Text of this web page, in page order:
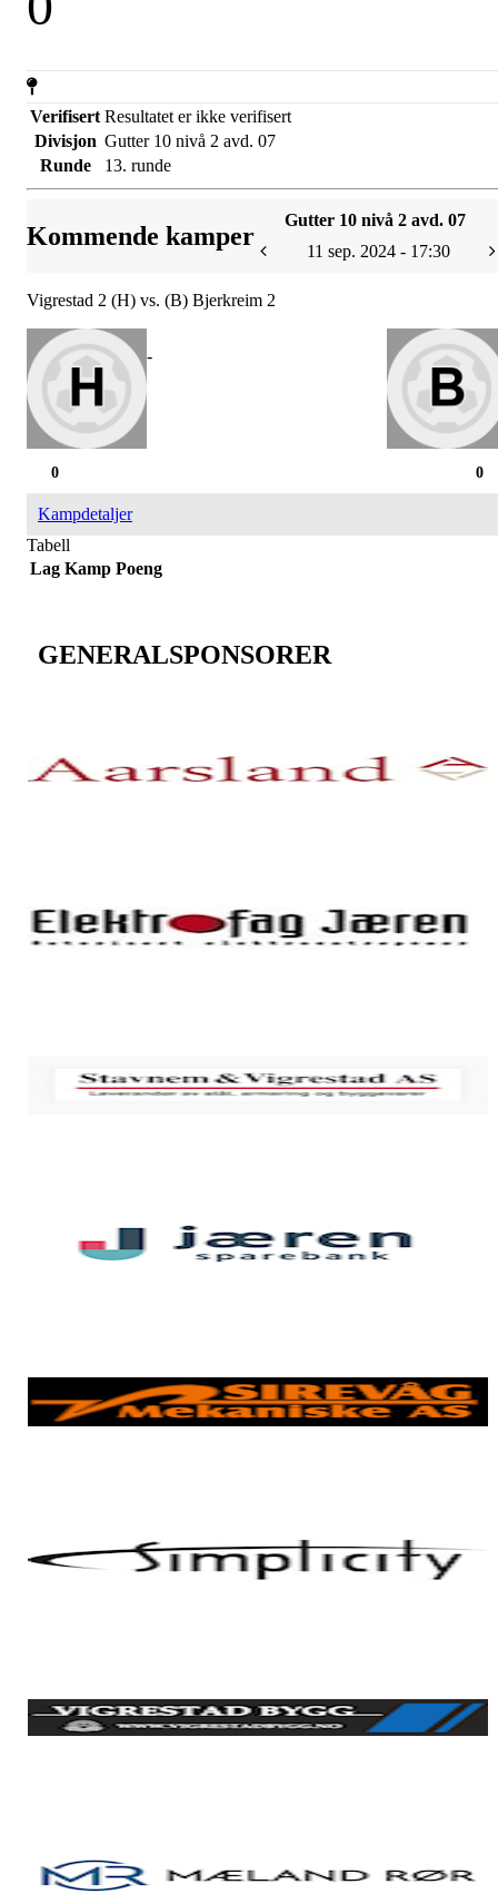
Verifisert Resultatet er ikke verifisert
Divisjon Gutter 10 nivå 2 avd. 07
Runde
13. runde
Kommende kamper
Gutter 10 nivå 2 avd. 07
11 sep. 2024 - 17:30
Vigrestad 2 (H) vs. (B) Bjerkreim 2
-
0
0
Kampdetaljer
Tabell
Lag Kamp Poeng
GENERALSPONSORER